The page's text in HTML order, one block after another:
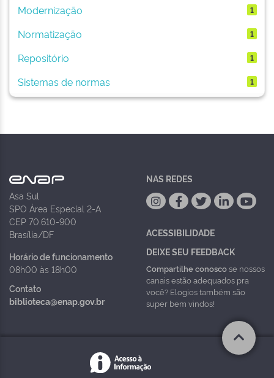
Modernização 1
Normatização 1
Repositório 1
Sistemas de normas 1
Asa Sul
SPO Área Especial 2-A
CEP 70.610-900
Brasília/DF
Horário de funcionamento
08h00 às 18h00
Contato
biblioteca@enap.gov.br
NAS REDES
ACESSIBILIDADE
DEIXE SEU FEEDBACK
Compartilhe conoscose nossos
canais estão adequados pra
você? Elogios também são
super bem vindos!